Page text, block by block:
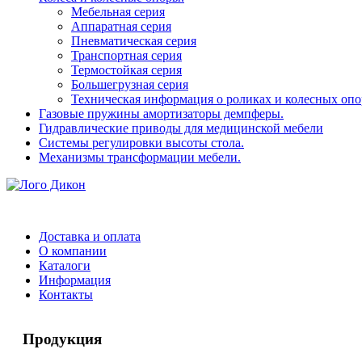
Мебельная серия
Аппаратная серия
Пневматическая серия
Транспортная серия
Термостойкая серия
Большегрузная серия
Техническая информация о роликах и колесных
Газовые пружины амортизаторы демпферы.
Гидравлические приводы для медицинской мебели
Системы регулировки высоты стола.
Механизмы трансформации мебели.
Доставка и оплата
О компании
Каталоги
Информация
Контакты
Продукция